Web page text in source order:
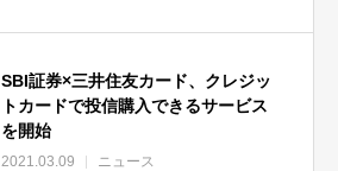
SBI証券×三井住友カード、クレジッ
トカードで投信購入できるサービス
を開始
2021.03.09 ニュース